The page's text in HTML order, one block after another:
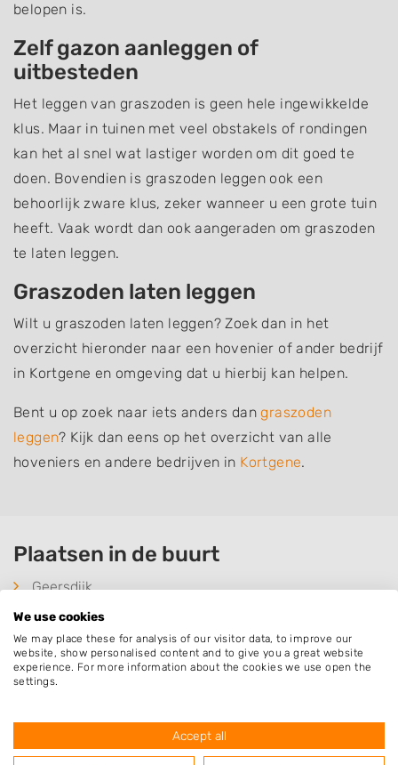
belopen is.
Zelf gazon aanleggen of
uitbesteden
Het leggen van graszoden is geen hele ingewikkelde
klus. Maar in tuinen met veel obstakels of rondingen
kan het al snel wat lastiger worden om dit goed te
doen. Bovendien is graszoden leggen ook een
behoorlijk zware klus, zeker wanneer u een grote tuin
heeft. Vaak wordt dan ook aangeraden om graszoden
te laten leggen.
Graszoden laten leggen
Wilt u graszoden laten leggen? Zoek dan in het
overzicht hieronder naar een hovenier of ander bedrijf
in Kortgene en omgeving dat u hierbij kan helpen.
Bent u op zoek naar iets anders dangraszoden
leggen? Kijk dan eens op het overzicht van alle
hoveniers en andere bedrijven in Kortgene.
Plaatsen in de buurt
Geersdijk
Wolphaartsdijk
Wissenkerke
Colijnsplaat
Kamperland
Wilhelminadorp
We use cookies
We may place these for analysis of our visitor data, to improve our
website, show personalised content and to give you a great website
experience. For more information about the cookies we use open the
settings.
Accept all